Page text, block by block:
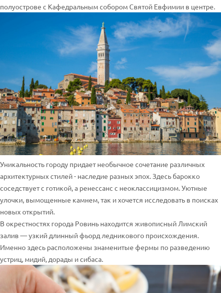
полуострове с Кафедральным собором Святой Евфимии в центре.
Уникальность городу придает необычное сочетание различных
архитектурных стилей - наследие разных эпох. Здесь барокко
соседствует с готикой, а ренессанс с неоклассицизмом. Уютные
улочки, вымощенные камнем, так и хочется исследовать в поисках
новых открытий.
В окрестностях города Ровинь находится живописный Лимский
залив — узкий длинный фьорд ледникового происхождения.
Именно здесь расположены знаменитые фермы по разведению
устриц, мидий, дорады и сибаса.